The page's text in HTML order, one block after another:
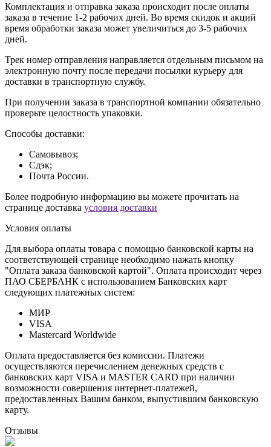
Комплектация и отправка заказа происходит после оплаты
заказа в течение 1-2 рабочих дней. Во время скидок и акций
время обработки заказа может увеличиться до 3-5 рабочих
дней.
Трек номер отправления направляется отдельным письмом на
электронную почту после передачи посылки курьеру для
доставки в транспортную службу.
При получении заказа в транспортной компании обязательно
проверьте целостность упаковки.
Способы доставки:
Самовывоз;
Сдэк;
Почта России.
Более подробную информацию вы можете прочитать на
странице доставка условия доставки
Условия оплаты
Для выбора оплаты товара с помощью банковской карты на
соответствующей странице необходимо нажать кнопку
"Оплата заказа банковской картой". Оплата происходит через
ПАО СБЕРБАНК с использованием Банковских карт
следующих платежных систем:
МИР
VISA
Mastercard Worldwide
Оплата предоставляется без комиссии. Платежи
осуществляются перечислением денежных средств с
банковских карт VISA и MASTER CARD при наличии
возможности совершения интернет-платежей,
предоставленных Вашим банком, выпустившим банковскую
карту.
Отзывы